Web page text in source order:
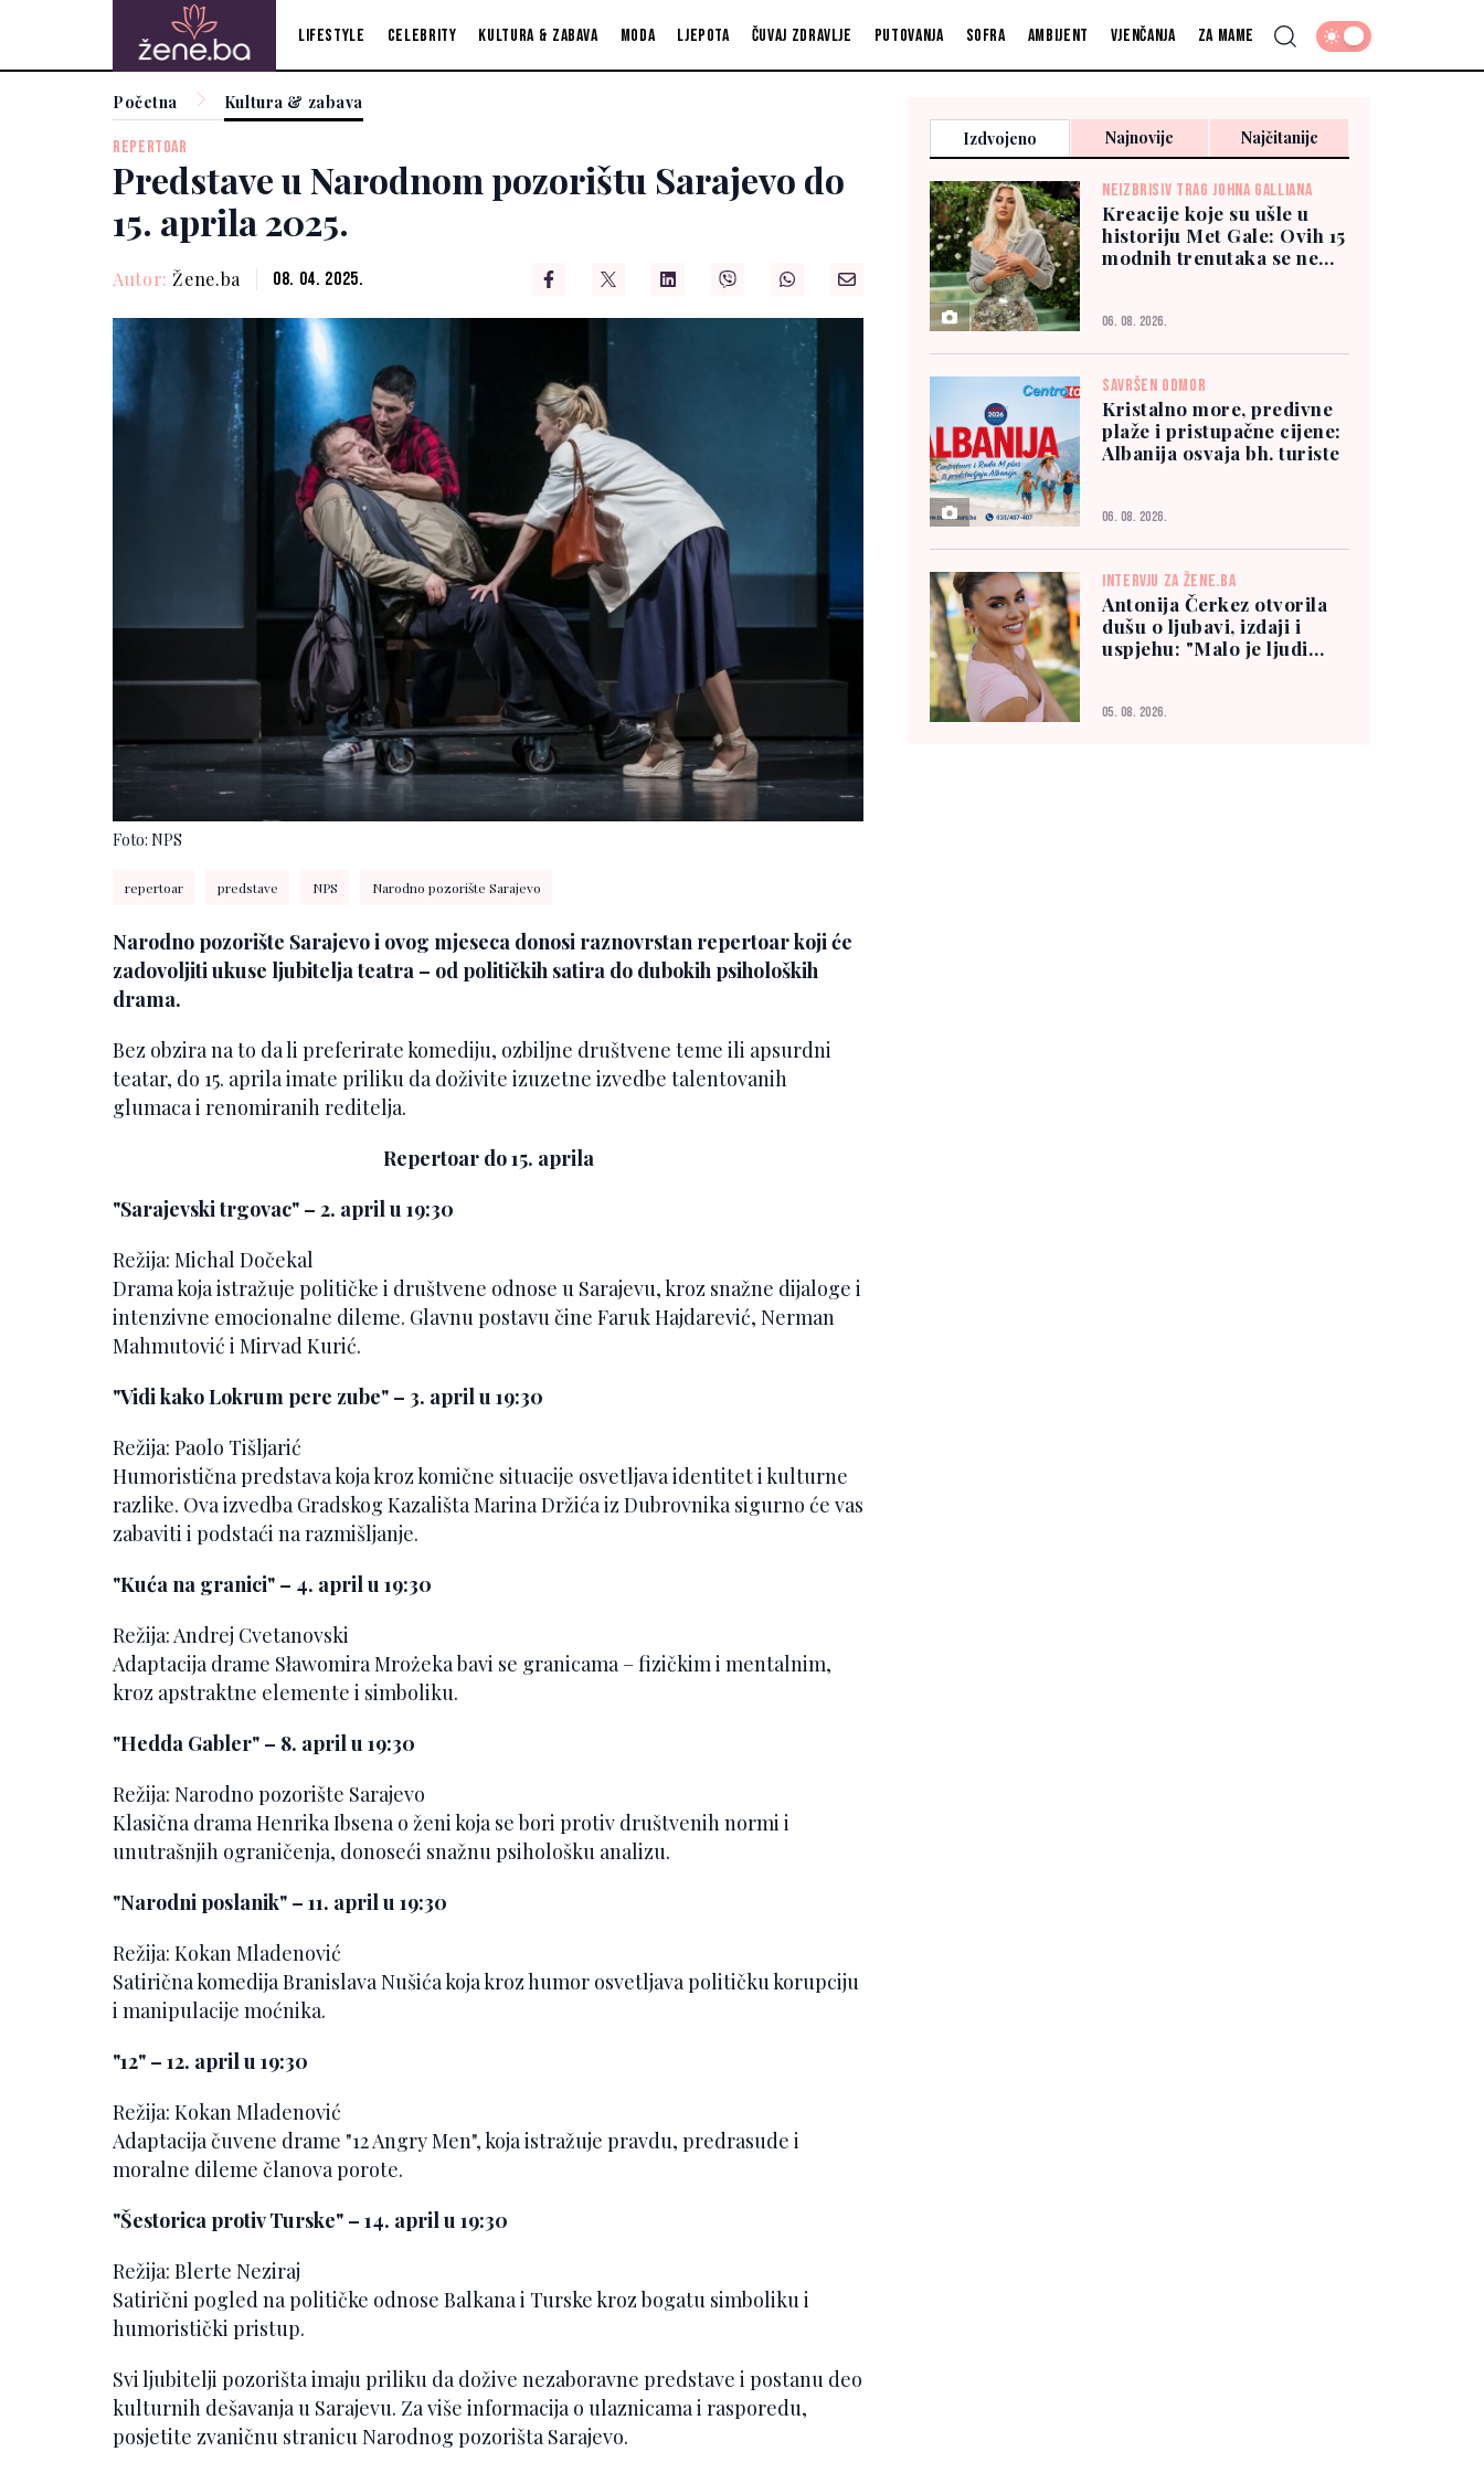
Lifestyle Celebrity Kultura & zabava Moda Ljepota Čuvaj zdravlje Putovanja Sofra Ambijent Vjenčanja Za mame
Početna Kultura & zabava
REPERTOAR
Predstave u Narodnom pozorištu Sarajevo do
15. aprila 2025.
Autor: Žene.ba 08. 04. 2025.
Foto: NPS
repertoar predstave NPS Narodno pozorište Sarajevo
Narodno pozorište Sarajevo i ovog mjeseca donosi raznovrstan repertoar koji će
zadovoljiti ukuse ljubitelja teatra – od političkih satira do dubokih psiholoških
drama.
Bez obzira na to da li preferirate komediju, ozbiljne društvene teme ili apsurdni
teatar, do 15. aprila imate priliku da doživite izuzetne izvedbe talentovanih
glumaca i renomiranih reditelja.
Repertoar do 15. aprila
"Sarajevski trgovac" – 2. april u 19:30
Režija: Michal Dočekal
Drama koja istražuje političke i društvene odnose u Sarajevu, kroz snažne dijaloge i
intenzivne emocionalne dileme. Glavnu postavu čine Faruk Hajdarević, Nerman
Mahmutović i Mirvad Kurić.
"Vidi kako Lokrum pere zube" – 3. april u 19:30
Režija: Paolo Tišljarić
Humoristična predstava koja kroz komične situacije osvetljava identitet i kulturne
razlike. Ova izvedba Gradskog Kazališta Marina Držića iz Dubrovnika sigurno će vas
zabaviti i podstaći na razmišljanje.
"Kuća na granici" – 4. april u 19:30
Režija: Andrej Cvetanovski
Adaptacija drame Sławomira Mrożeka bavi se granicama – fizičkim i mentalnim,
kroz apstraktne elemente i simboliku.
"Hedda Gabler" – 8. april u 19:30
Režija: Narodno pozorište Sarajevo
Klasična drama Henrika Ibsena o ženi koja se bori protiv društvenih normi i
unutrašnjih ograničenja, donoseći snažnu psihološku analizu.
"Narodni poslanik" – 11. april u 19:30
Režija: Kokan Mladenović
Satirična komedija Branislava Nušića koja kroz humor osvetljava političku korupciju
i manipulacije moćnika.
"12" – 12. april u 19:30
Režija: Kokan Mladenović
Adaptacija čuvene drame "12 Angry Men", koja istražuje pravdu, predrasude i
moralne dileme članova porote.
"Šestorica protiv Turske" – 14. april u 19:30
Režija: Blerte Neziraj
Satirični pogled na političke odnose Balkana i Turske kroz bogatu simboliku i
humoristički pristup.
Svi ljubitelji pozorišta imaju priliku da dožive nezaboravne predstave i postanu deo
kulturnih dešavanja u Sarajevu. Za više informacija o ulaznicama i rasporedu,
posjetite zvaničnu stranicu Narodnog pozorišta Sarajevo.
Izdvojeno Najnovije Najčitanije
NEIZBRISIV TRAG JOHNA GALLIANA
Kreacije koje su ušle u
historiju Met Gale: Ovih 15
modnih trenutaka se ne
06. 08. 2026.
SAVRŠEN ODMOR
Kristalno more, predivne
plaže i pristupačne cijene:
Albanija osvaja bh. turiste
06. 08. 2026.
INTERVJU ZA ŽENE.BA
Antonija Čerkez otvorila
dušu o ljubavi, izdaji i
uspjehu: "Malo je ljudi
05. 08. 2026.